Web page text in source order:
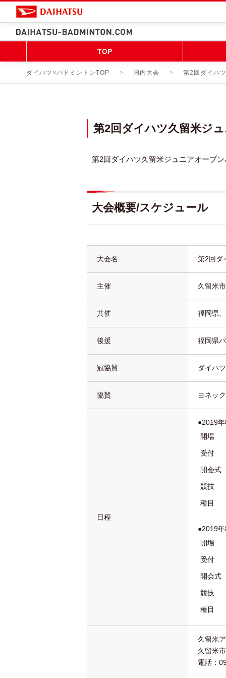
TOP
ダイハツ×バドミントンTOP 国内大会 第2回ダイハ
第2回ダイハツ久留米ジ
第2回ダイハツ久留米ジュニアオープ
大会概要/スケジュール
大会名 第2回ダ
主催 久留米
共催 福岡県
後援 福岡県
冠協賛 ダイハ
協賛 ヨネッ
日程
●2019
開場
受付
開会式
競技
種目
●2019
開場
受付
開会式
競技
種目
久留米
久留米
電話：